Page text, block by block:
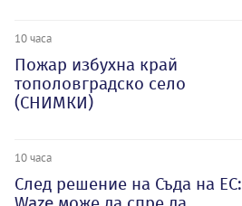
10 часа
Пожар избухна край
тополовградско село
(СНИМКИ)
10 часа
След решение на Съда на ЕС: